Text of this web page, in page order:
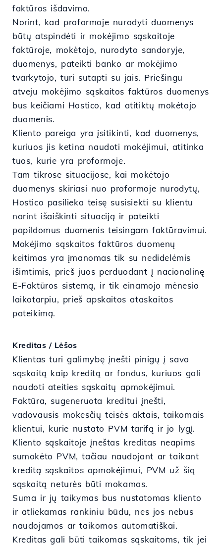
faktūros išdavimo.
Norint, kad proformoje nurodyti duomenys
būtų atspindėti ir mokėjimo sąskaitoje
faktūroje, mokėtojo, nurodyto sandoryje,
duomenys, pateikti banko ar mokėjimo
tvarkytojo, turi sutapti su jais. Priešingu
atveju mokėjimo sąskaitos faktūros duomenys
bus keičiami Hostico, kad atitiktų mokėtojo
duomenis.
Kliento pareiga yra įsitikinti, kad duomenys,
kuriuos jis ketina naudoti mokėjimui, atitinka
tuos, kurie yra proformoje.
Tam tikrose situacijose, kai mokėtojo
duomenys skiriasi nuo proformoje nurodytų,
Hostico pasilieka teisę susisiekti su klientu
norint išaiškinti situaciją ir pateikti
papildomus duomenis teisingam faktūravimui.
Mokėjimo sąskaitos faktūros duomenų
keitimas yra įmanomas tik su nedidelėmis
išimtimis, prieš juos perduodant į nacionalinę
E-Faktūros sistemą, ir tik einamojo mėnesio
laikotarpiu, prieš apskaitos ataskaitos
pateikimą.
Kreditas / Lėšos
Klientas turi galimybę įnešti pinigų į savo
sąskaitą kaip kreditą ar fondus, kuriuos gali
naudoti ateities sąskaitų apmokėjimui.
Faktūra, sugeneruota kreditui įnešti,
vadovausis mokesčių teisės aktais, taikomais
klientui, kurie nustato PVM tarifą ir jo lygį.
Kliento sąskaitoje įneštas kreditas neapims
sumokėto PVM, tačiau naudojant ar taikant
kreditą sąskaitos apmokėjimui, PVM už šią
sąskaitą neturės būti mokamas.
Suma ir jų taikymas bus nustatomas kliento
ir atliekamas rankiniu būdu, nes jos nebus
naudojamos ar taikomos automatiškai.
Kreditas gali būti taikomas sąskaitoms, tik jei